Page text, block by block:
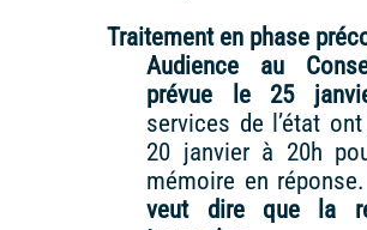
Traitement en phase
Audience au
prévue le 25
services de l’état
20 janvier à 20h
mémoire en réponse.
veut dire que la